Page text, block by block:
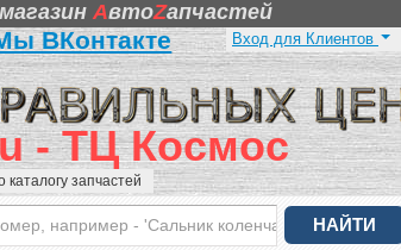
AвтоZапчастей
ВКонтакте
- ТЦ Космос
каталогу запчастей
Вход для Клиентов